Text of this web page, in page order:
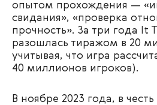
опытом прохождения —
свидания», «проверка
прочность». За три года It
разошлась тиражом в 20
учитывая, что игра
40 миллионов игроков).
В ноябре 2023 года, в